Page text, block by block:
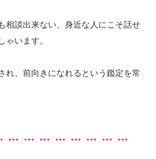
相談出来ない、身近な人にこそ話せ
ゃいます。
れ、前向きになれるという鑑定を常